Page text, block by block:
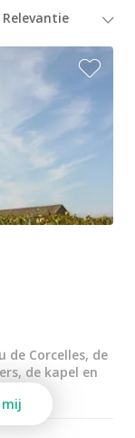
Frankrijk
de Corcelles, de
de kapel en